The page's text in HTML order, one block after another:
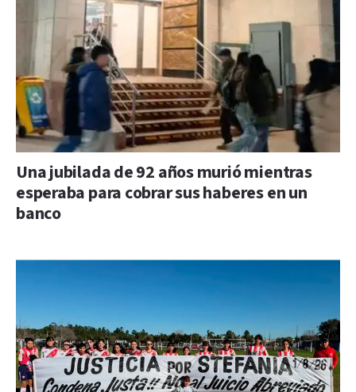
Una jubilada de 92 años murió mientras
esperaba para cobrar sus haberes en un
banco